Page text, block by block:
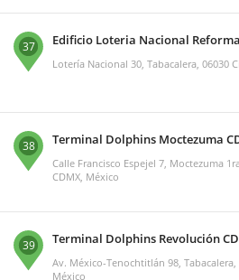
37 Edificio Loteria Nacional Reforma
Lotería Nacional 30, Tabacalera, 06030
38 Terminal Dolphins Moctezuma
Calle Francisco Espejel 7, Moctezuma
CDMX, México
39 Terminal Dolphins Revolución
Av. México-Tenochtitlán 98,
México